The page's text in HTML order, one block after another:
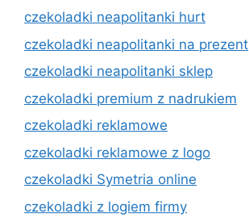
czekoladki neapolitanki hurt
czekoladki neapolitanki na prezent
czekoladki neapolitanki sklep
czekoladki premium z nadrukiem
czekoladki reklamowe
czekoladki reklamowe z logo
czekoladki Symetria online
czekoladki z logiem firmy